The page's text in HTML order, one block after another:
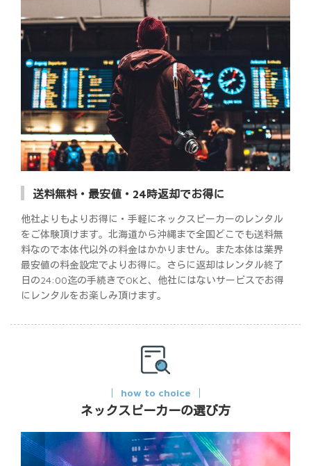
送料無料・最安値・24時返却でお得に
他社よりもよりお得に・手軽にネックスピーカーのレンタル
をご体験頂けます。北海道から沖縄まで全国どこでも送料無
料なので本体代以外の料金はかかりません。また本体は業界
最安値の料金設定でよりお得に。さらに返却はレンタル終了
日の24:00迄の手続きでOKと、他社にはないサービスでお得
にレンタルをお楽しみ頂けます。
how to choice
ネックスピーカーの選び方